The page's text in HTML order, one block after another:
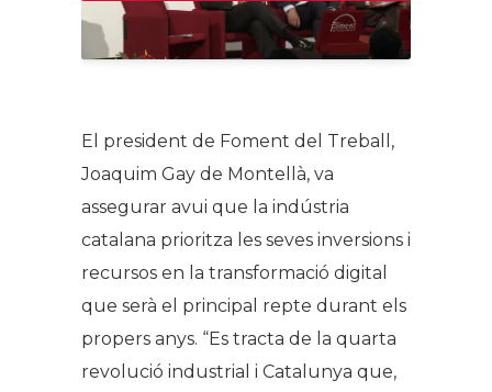
El president de Foment del Treball,
Joaquim Gay de Montellà, va
assegurar avui que la indústria
catalana prioritza les seves inversions i
recursos en la transformació digital
que serà el principal repte durant els
propers anys. “Es tracta de la quarta
revolució industrial i Catalunya que,